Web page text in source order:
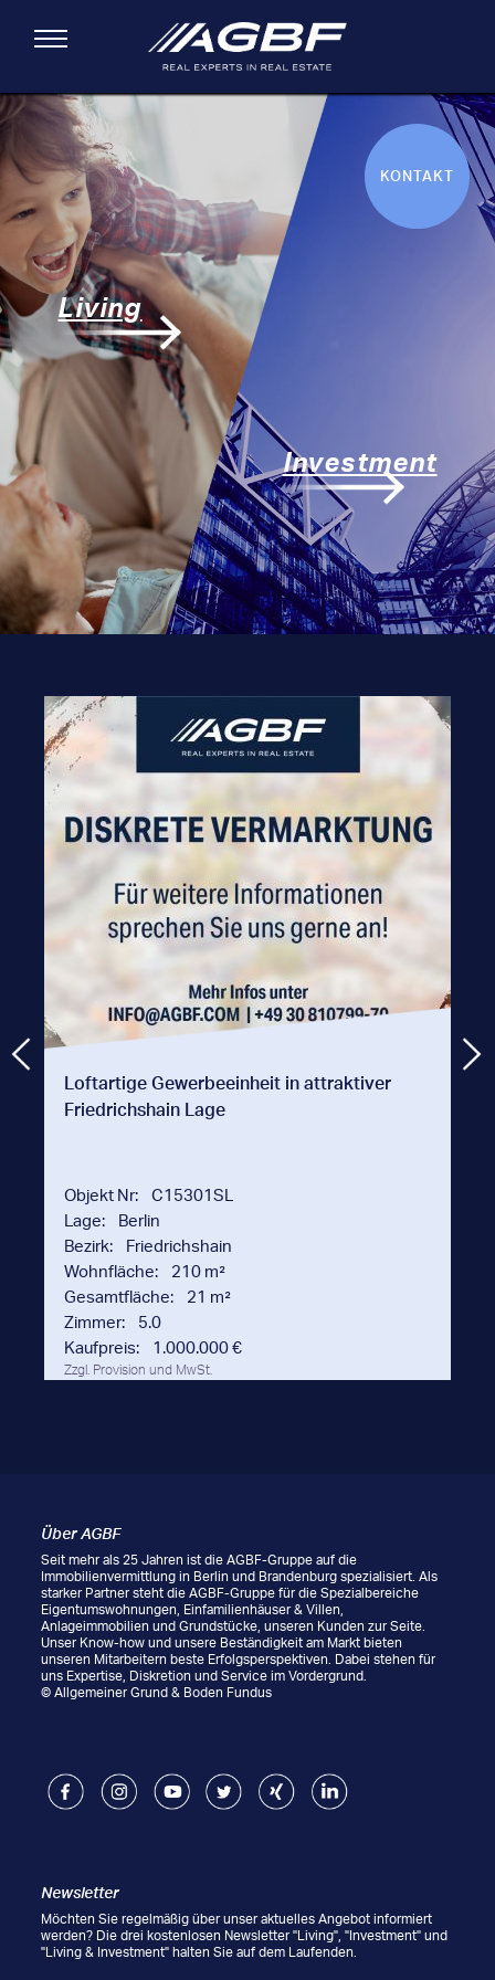
Direkt zum Inhalt
Living
Investment
Toggle navigation
Loftartige Gewerbeeinheit in attraktiver
Friedrichshain Lage
Objekt Nr:
C15301SL
Lage:
Berlin
Bezirk:
Friedrichshain
Wohnfläche:
210 m²
Gesamtfläche:
21 m²
Zimmer:
5.0
Kaufpreis:
1.000.000 €
Zzgl. Provision und MwSt.
Über AGBF
Seit mehr als 25 Jahren ist die AGBF-Gruppe auf die
Immobilienvermittlung in Berlin und Brandenburg spezialisiert. Als
starker Partner steht die AGBF-Gruppe für die Spezialbereiche
Eigentumswohnungen, Einfamilienhäuser & Villen,
Anlageimmobilien und Grundstücke, unseren Kunden zur Seite.
Unser Know-how und unsere Beständigkeit am Markt bieten
unseren Mitarbeitern beste Erfolgsperspektiven. Dabei stehen für
uns Expertise, Diskretion und Service im Vordergrund.
© Allgemeiner Grund & Boden Fundus
FacebookInstagramYoutube Twitter Xing LinkedIn
Newsletter
Möchten Sie regelmäßig über unser aktuelles Angebot informiert
werden? Die drei kostenlosen Newsletter "Living", "Investment" und
"Living & Investment" halten Sie auf dem Laufenden.
KONTAKT